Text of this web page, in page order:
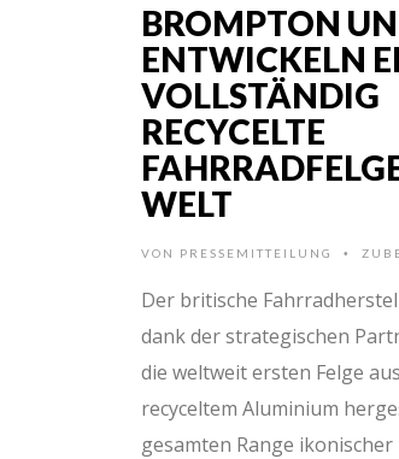
BROMPTON
ENTWICKELN
VOLLSTÄNDIG
RECYCELTE
WELT
VON PRESSEMITTEILUNG •
Der britische
dank der strategischen
die weltweit ersten Felge
recyceltem Aluminium
gesamten Range